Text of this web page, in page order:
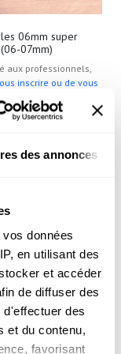
des annonces
données
en utilisant des
et accéder
de diffuser des
des
et du contenu,
favorisant
06mm super
07mm)
aux professionnels,
inscrire ou de vous
08mm super